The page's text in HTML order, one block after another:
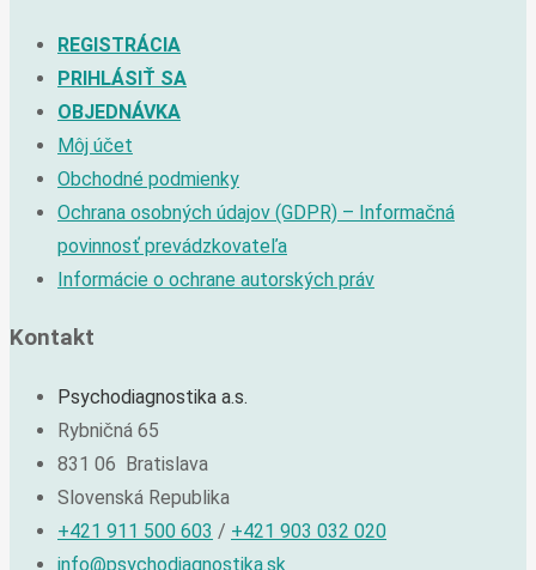
REGISTRÁCIA
PRIHLÁSIŤ SA
OBJEDNÁVKA
Môj účet
Obchodné podmienky
Ochrana osobných údajov (GDPR) – Informačná
povinnosť prevádzkovateľa
Informácie o ochrane autorských práv
Kontakt
Psychodiagnostika a.s.
Rybničná 65
831 06 Bratislava
Slovenská Republika
+421 911 500 603 / +421 903 032 020
info@psychodiagnostika.sk